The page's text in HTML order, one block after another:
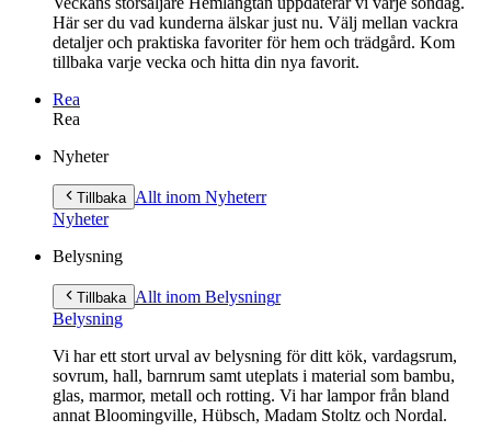
Här ser du vad kunderna älskar just nu. Välj mellan vackra
detaljer och praktiska favoriter för hem och trädgård. Kom
tillbaka varje vecka och hitta din nya favorit.
Rea
Rea
innehåll
Nyheter
Tillbaka Allt inom Nyheterr
Nyheter
Belysning
Tillbaka Allt inom Belysningr
Belysning
Vi har ett stort urval av belysning för ditt kök, vardagsrum,
sovrum, hall, barnrum samt uteplats i material som bambu,
glas, marmor, metall och rotting. Vi har lampor från bland
annat Bloomingville, Hübsch, Madam Stoltz och Nordal.